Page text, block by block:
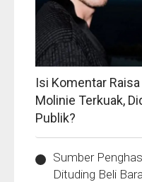
Isi Komentar
Molinie Terkuak,
Publik?
Sumber
Dituding Beli